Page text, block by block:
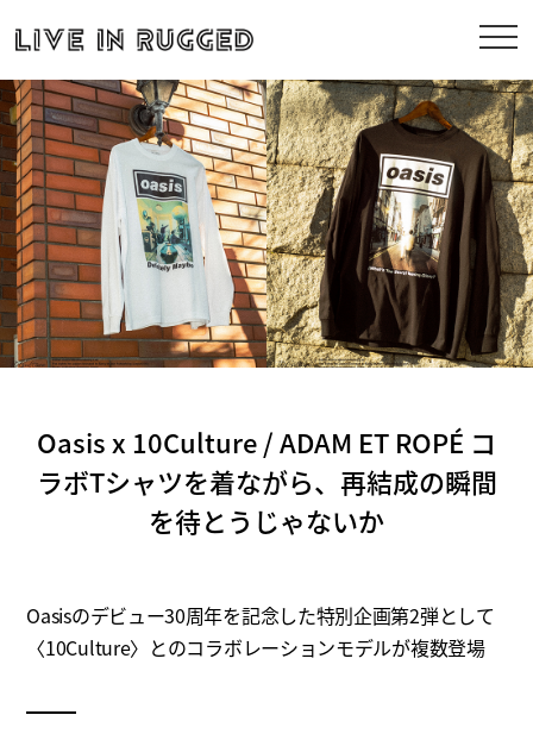
Oasis x 10Culture / ADAM ET ROPÉ コ
ラボTシャツを着ながら、再結成の瞬間
を待とうじゃないか
Oasisのデビュー30周年を記念した特別企画第2弾として
〈10Culture〉とのコラボレーションモデルが複数登場